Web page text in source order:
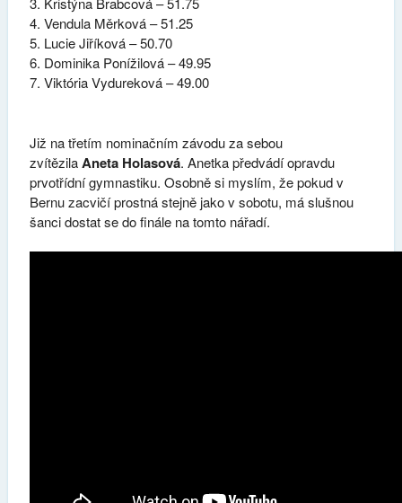
Vendula Měrková – 51.25
Lucie Jiříková – 50.70
Dominika Ponížilová – 49.95
Viktória Vydureková – 49.00
Již na třetím nominačním závodu za sebou
zvítězilaAneta Holasová. Anetka předvádí opravdu
prvotřídní gymnastiku. Osobně si myslím, že pokud v
Bernu zacvičí prostná stejně jako v sobotu, má slušnou
šanci dostat se do finále na tomto nářadí.